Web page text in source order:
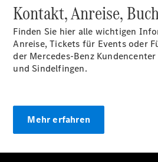
GLC Coupé
GLE SUV
GLE Coupé
GLS
Mercedes-
Maybach
/ Kombis
Kontakt, Anreise,
Finden Sie hier alle wichtigen
Anreise, Tickets für Events oder
der Mercedes-Benz
und Sindelfingen.
Mehr erfahren